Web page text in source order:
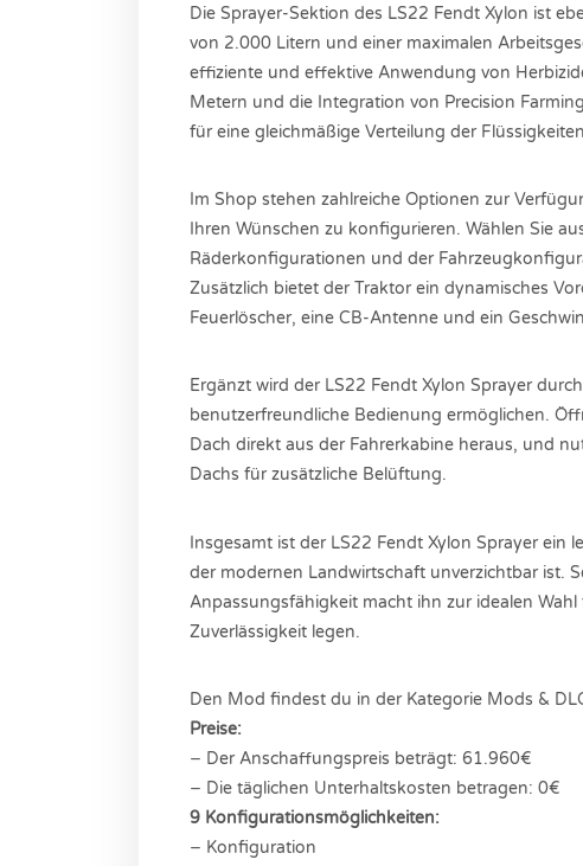
Die Sprayer-Sektion des LS22 Fendt Xylon ist
von 2.000 Litern und einer maximalen
effiziente und effektive Anwendung von
Metern und die Integration von Precision
für eine gleichmäßige Verteilung der
Im Shop stehen zahlreiche Optionen zur
Ihren Wünschen zu konfigurieren. Wählen Sie
Räderkonfigurationen und der
Zusätzlich bietet der Traktor ein dynamisches
Feuerlöscher, eine CB-Antenne und ein
Ergänzt wird der LS22 Fendt Xylon Sprayer
benutzerfreundliche Bedienung ermöglichen.
Dach direkt aus der Fahrerkabine heraus, und
Dachs für zusätzliche Belüftung.
Insgesamt ist der LS22 Fendt Xylon Sprayer ein
der modernen Landwirtschaft unverzichtbar ist.
Anpassungsfähigkeit macht ihn zur idealen
Zuverlässigkeit legen.
Den Mod findest du in der Kategorie Mods &
Preise:
− Der Anschaffungspreis beträgt: 61.960€
− Die täglichen Unterhaltskosten betragen: 0€
9 Konfigurationsmöglichkeiten:
− Konfiguration